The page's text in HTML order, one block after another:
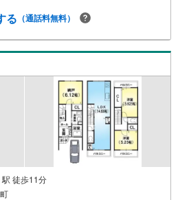
る （通話料無料）
徒歩11分